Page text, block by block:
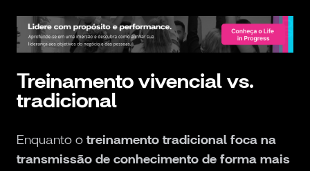
Treinamento vivencial vs.
tradicional
Enquanto o treinamento tradicional foca na
transmissão de conhecimento de forma mais